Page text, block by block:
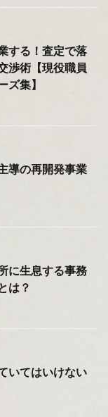
する！査定で落
渉術【現役職員
集】
導の再開発事業
に生息する事務
は？
いてはいけない